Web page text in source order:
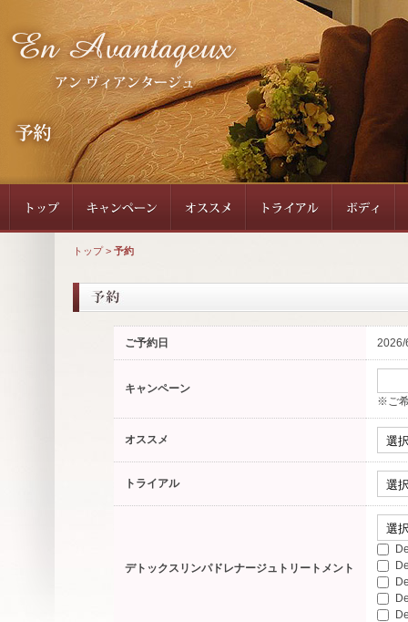
トップ> 予約
ご予約日 2026/
キャンペーン
※ご
オススメ
トライアル
デトックスリンパドレナージュトリートメント